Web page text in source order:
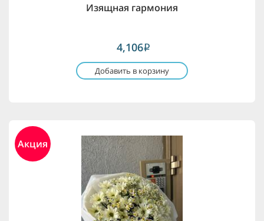
Изящная гармония
4,106i
Добавить в корзину
Акция